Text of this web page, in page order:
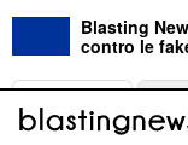
Blasting
contro le
ABOUT